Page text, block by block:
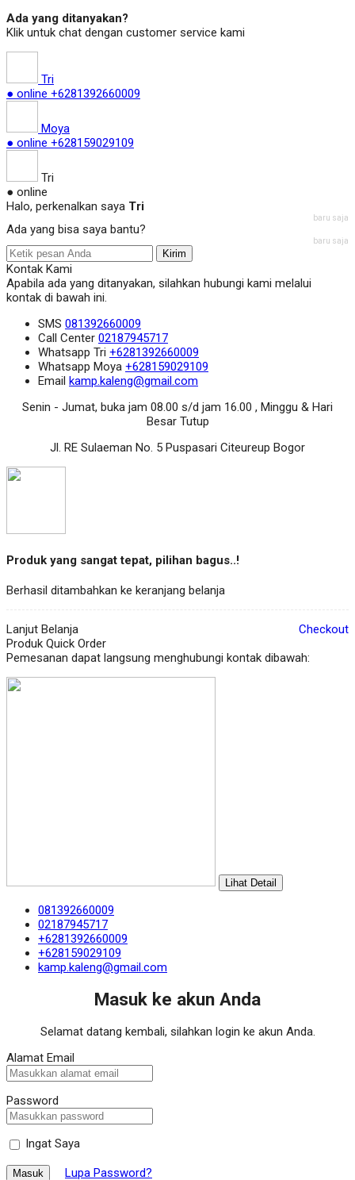
Ada yang ditanyakan?
Klik untuk chat dengan customer service kami
Tri
● online +6281392660009
Moya
● online +628159029109
Tri
● online
Halo, perkenalkan saya Tri
baru saja
Ada yang bisa saya bantu?
baru saja
Kirim
Kontak Kami
Apabila ada yang ditanyakan, silahkan hubungi kami melalui
kontak di bawah ini.
SMS 081392660009
Call Center 02187945717
Whatsapp Tri +6281392660009
Whatsapp Moya +628159029109
Email kamp.kaleng@gmail.com
Senin - Jumat, buka jam 08.00 s/d jam 16.00 , Minggu & Hari
Besar Tutup
Jl. RE Sulaeman No. 5 Puspasari Citeureup Bogor
Produk yang sangat tepat, pilihan bagus..!
Berhasil ditambahkan ke keranjang belanja
Lanjut Belanja
Checkout
Produk Quick Order
Pemesanan dapat langsung menghubungi kontak dibawah:
Lihat Detail
081392660009
02187945717
+6281392660009
+628159029109
kamp.kaleng@gmail.com
Masuk ke akun Anda
Selamat datang kembali, silahkan login ke akun Anda.
Alamat Email
Password
Ingat Saya
Masuk Lupa Password?